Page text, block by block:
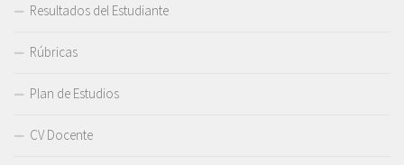
Resultados del Estudiante
Rúbricas
Plan de Estudios
CV Docente